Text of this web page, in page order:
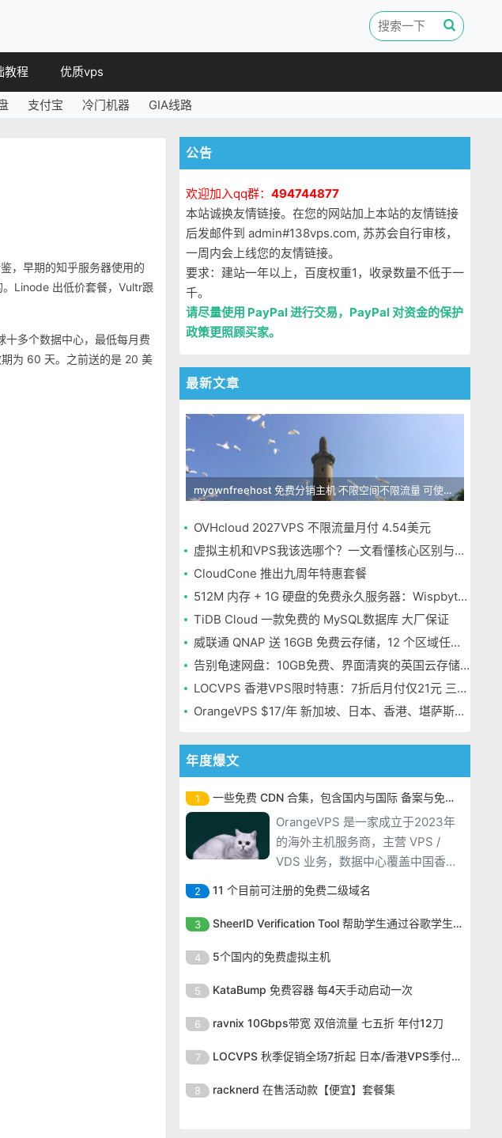
教程 优质vps
支付宝 冷门机器 GIA线路
，早期的知乎服务器使用的
Linode 出低价套餐，Vultr跟
多个数据中心，最低每月费
为 60 天。之前送的是 20 美
公告
欢迎加入qq群： 494744877
本站诚换友情链接。在您的网站加上本站的友情链接
后发邮件到 admin#138vps.com, 苏苏会自行审核，
一周内会上线您的友情链接。
要求：建站一年以上，百度权重1，收录数量不低于一
千。
请尽量使用 PayPal 进行交易，PayPal 对资金的保护
政策更照顾买家。
最新文章
myownfreehost 免费分销主机 不限空间不限流量 可使用免费域名申请
OVHcloud 2027VPS 不限流量月付 4.54美元
虚拟主机和VPS我该选哪个？一文看懂核心区别与选择指南
CloudCone 推出九周年特惠套餐
512M 内存 + 1G 硬盘的免费永久服务器：Wispbyte 上手
TiDB Cloud 一款免费的 MySQL数据库 大厂保证
威联通 QNAP 送 16GB 免费云存储，12 个区域任选，邮箱注册即可
告别龟速网盘：10GB免费、界面清爽的英国云存储Icedrive体验
LOCVPS 香港VPS限时特惠：7折后月付仅21元 三网优化BGP线路 可选原生IP
OrangeVPS $17/年 新加坡、日本、香港、堪萨斯机房
年度爆文
1 一些免费 CDN 合集，包含国内与国际 备案与免备案
OrangeVPS 是一家成立于2023年
的海外主机服务商，主营 VPS /
VDS 业务，数据中心覆盖中国香
港、新加坡、日本、美国堪萨斯与
洛杉矶等多个地区。其 VPS 产品基
于 KVM 虚拟化架构，配备 NVMe
国两大系列。亚洲 VPS 月付低至 6
2 11 个目前可注册的免费二级域名
OrangeVPS 是一家成立于2023年
的海外主机服务商，主营 VPS /
VDS 业务，数据中心覆盖中国香
洛杉矶等多个地区。其 VPS 产品基
SSD 固态硬盘，主要分为亚洲和美
国两大系列。亚洲 VPS 月付低至 6
3 SheerID Verification Tool 帮助学生通过谷歌学生计划免费获得 Gemini Advanced
OrangeVPS 是一家成立于2023年
的海外主机服务商，主营 VPS /
VDS 业务，数据中心覆盖中国香
洛杉矶等多个地区。其 VPS 产品基
SSD 固态硬盘，主要分为亚洲和美
国两大系列。亚洲 VPS 月付低至 6
4 5个国内的免费虚拟主机
OrangeVPS 是一家成立于2023年
的海外主机服务商，主营 VPS /
VDS 业务，数据中心覆盖中国香
洛杉矶等多个地区。其 VPS 产品基
SSD 固态硬盘，主要分为亚洲和美
5 KataBump 免费容器 每4天手动启动一次
OrangeVPS 是一家成立于2023年
的海外主机服务商，主营 VPS /
VDS 业务，数据中心覆盖中国香
洛杉矶等多个地区。其 VPS 产品基
6 ravnix 10Gbps带宽 双倍流量 七五折 年付12刀
OrangeVPS 是一家成立于2023年
的海外主机服务商，主营 VPS /
VDS 业务，数据中心覆盖中国香
7 LOCVPS 秋季促销全场7折起 日本/香港VPS季付63元
OrangeVPS 是一家成立于2023年
的海外主机服务商，主营 VPS /
8 racknerd 在售活动款【便宜】套餐集